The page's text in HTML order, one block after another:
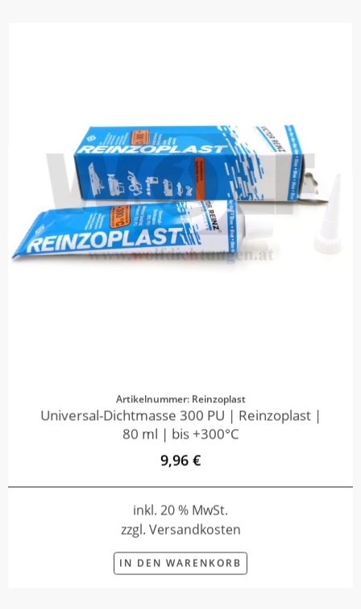
Artikelnummer: Reinzoplast
Universal-Dichtmasse 300 PU | Reinzoplast |
80 ml | bis +300°C
9,96 €
inkl. 20 % MwSt.
zzgl. Versandkosten
IN DEN WARENKORB